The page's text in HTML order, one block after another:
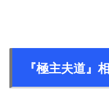
『極主夫道』